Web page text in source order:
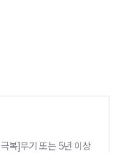
복]무기 또는 5년 이상